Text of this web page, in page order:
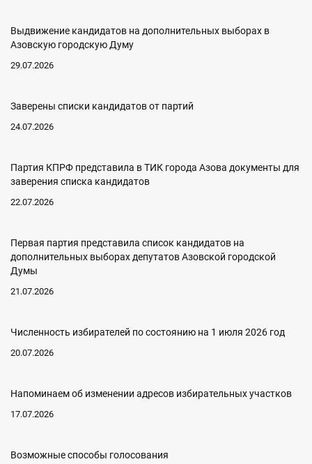
Выдвижение кандидатов на дополнительных выборах в
Азовскую городскую Думу
29.07.2026
Заверены списки кандидатов от партий
24.07.2026
Партия КПРФ представила в ТИК города Азова документы для
заверения списка кандидатов
22.07.2026
Первая партия представила список кандидатов на
дополнительных выборах депутатов Азовской городской
Думы
21.07.2026
Численность избирателей по состоянию на 1 июля 2026 год
20.07.2026
Напоминаем об изменении адресов избирательных участков
17.07.2026
Возможные способы голосования